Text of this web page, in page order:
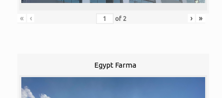
« ‹ of 2 › »
Egypt Farma